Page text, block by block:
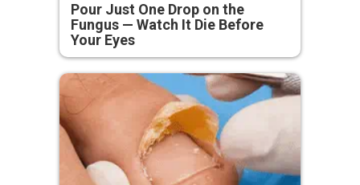
Pour Just One Drop on the
Fungus — Watch It Die Before
Your Eyes